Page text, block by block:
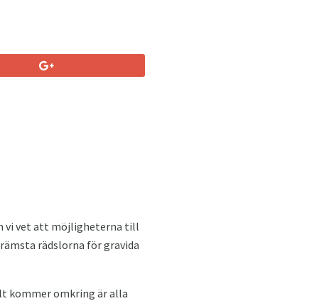
vi vet att möjligheterna till
rädslorna för gravida
kommer omkring är alla